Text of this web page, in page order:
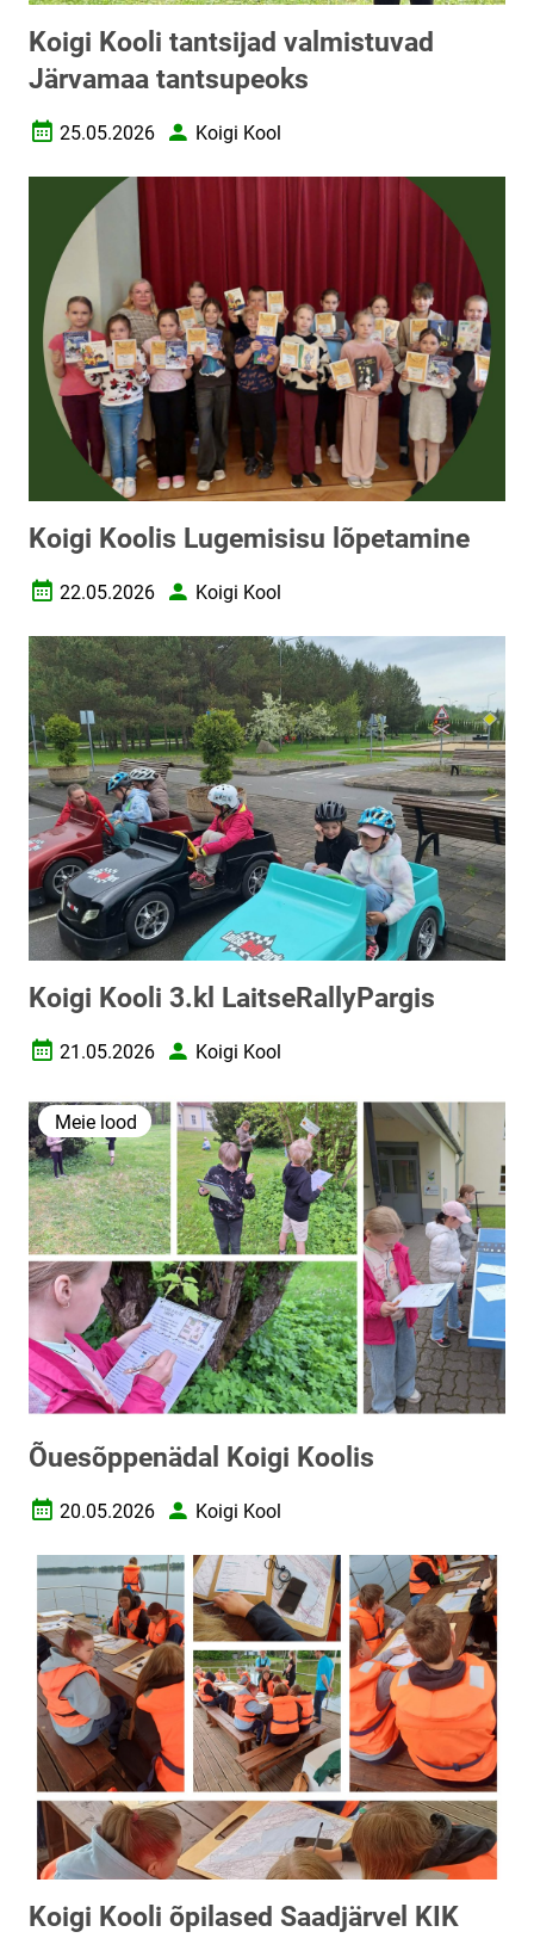
Koigi Kooli tantsijad valmistuvad
Järvamaa tantsupeoks
Loomise kuupäev
25.05.2026 AutorKoigi Kool
Koigi Koolis Lugemisisu lõpetamine
Loomise kuupäev
22.05.2026 AutorKoigi Kool
Koigi Kooli 3.kl LaitseRallyPargis
Loomise kuupäev
21.05.2026 AutorKoigi Kool
Meie lood
Õuesõppenädal Koigi Koolis
Loomise kuupäev
20.05.2026 AutorKoigi Kool
Koigi Kooli õpilased Saadjärvel KIK